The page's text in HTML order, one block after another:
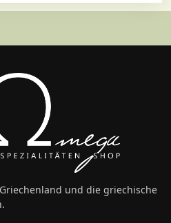
und die griechische